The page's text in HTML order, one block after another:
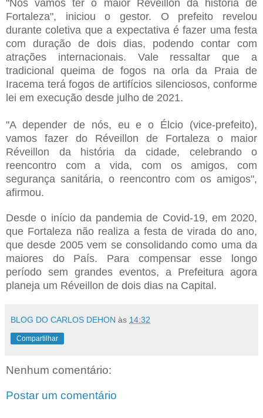
"Nós vamos ter o maior Réveillon da história de
Fortaleza", iniciou o gestor. O prefeito revelou
durante coletiva que a expectativa é fazer uma festa
com duração de dois dias, podendo contar com
atrações internacionais. Vale ressaltar que a
tradicional queima de fogos na orla da Praia de
Iracema terá fogos de artifícios silenciosos, conforme
lei em execução desde julho de 2021.
"A depender de nós, eu e o Élcio (vice-prefeito),
vamos fazer do Réveillon de Fortaleza o maior
Réveillon da história da cidade, celebrando o
reencontro com a vida, com os amigos, com
segurança sanitária, o reencontro com os amigos",
afirmou.
Desde o início da pandemia de Covid-19, em 2020,
que Fortaleza não realiza a festa de virada do ano,
que desde 2005 vem se consolidando como uma da
maiores do País. Para compensar esse longo
período sem grandes eventos, a Prefeitura agora
planeja um Réveillon de dois dias na Capital.
BLOG DO CARLOS DEHON às 14:32
Compartilhar
Nenhum comentário:
Postar um comentário